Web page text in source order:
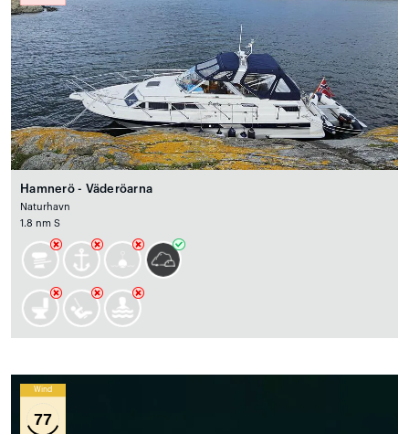
Hamnerö - Väderöarna
Naturhavn
1.8 nm S
Wind
77